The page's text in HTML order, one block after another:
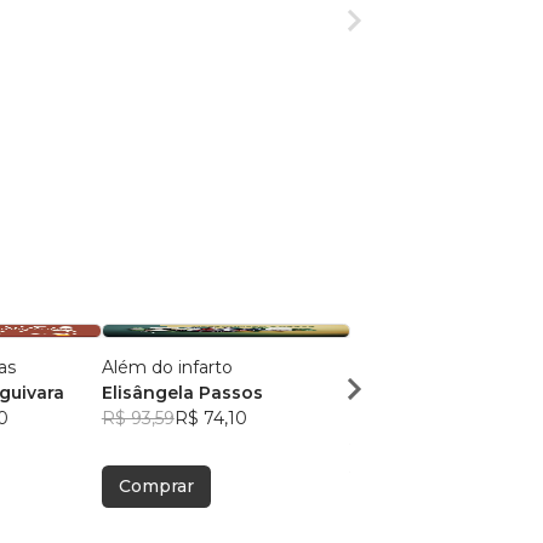
Além do infarto
Elisângela Passos
R$ 93,59R$ 74,10
Comprar
adulto, equilíbrio